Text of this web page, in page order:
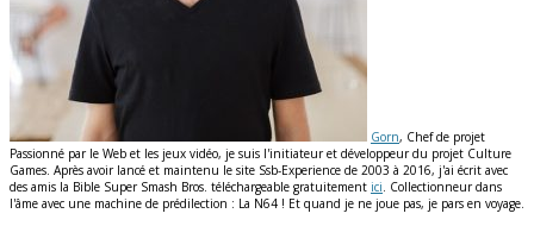
Gorn, Chef de projet
Passionné par le Web et les jeux vidéo, je suis l'initiateur et développeur du projet Culture
Games. Après avoir lancé et maintenu le site Ssb-Experience de 2003 à 2016, j'ai écrit avec
des amis la Bible Super Smash Bros. téléchargeable gratuitement ici . Collectionneur dans
l'âme avec une machine de prédilection : La N64 ! Et quand je ne joue pas, je pars en voyage.